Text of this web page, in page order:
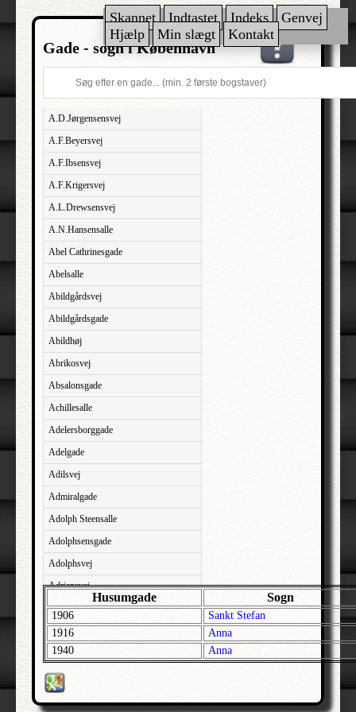
Skannet Indtastet Indeks
Genvej
Hjælp
Min slægt Kontakt
Gade - sogn i København
A.D.Jørgensensvej
A.F.Beyersvej
A.F.Ibsensvej
A.F.Krigersvej
A.L.Drewsensvej
A.N.Hansensalle
Abel Cathrinesgade
Abelsalle
Abildgårdsvej
Abildgårdsgade
Abildhøj
Abrikosvej
Absalonsgade
Achillesalle
Adelersborggade
Adelgade
Adilsvej
Admiralgade
Adolph Steensalle
Adolphsensgade
Adolphsvej
Adriansvej
Aftenbakken
Agavevej
Agerlandsvej
Agermosen
Husumgade Sogn
1906
Sankt Stefan
1916
Anna
1940
Anna